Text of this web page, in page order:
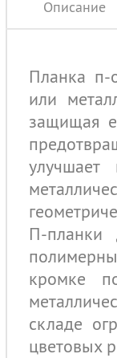
Описание
Планка п-
или
защищая
П-планки
кромке
складе
цветовых